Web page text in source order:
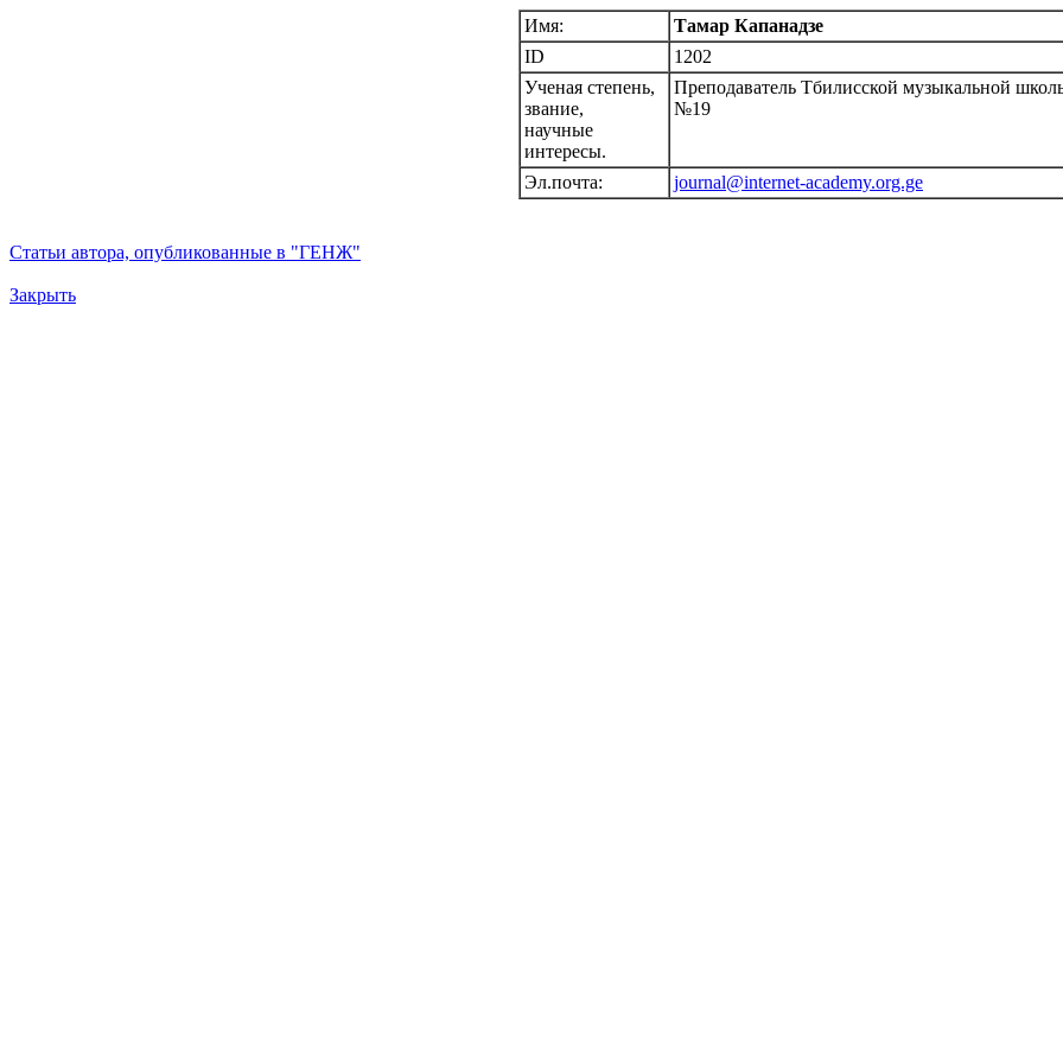
Имя:
Тамар Капанадзе
ID
1202
Ученая степень,
звание,
научные
интересы.
Преподаватель Тбилисской музыкальной
№19
Эл.почта: journal@internet-academy.org.ge
Статьи автора, опубликованные в "ГЕНЖ"
Закрыть